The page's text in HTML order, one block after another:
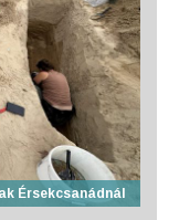
Érsekcsanádnál